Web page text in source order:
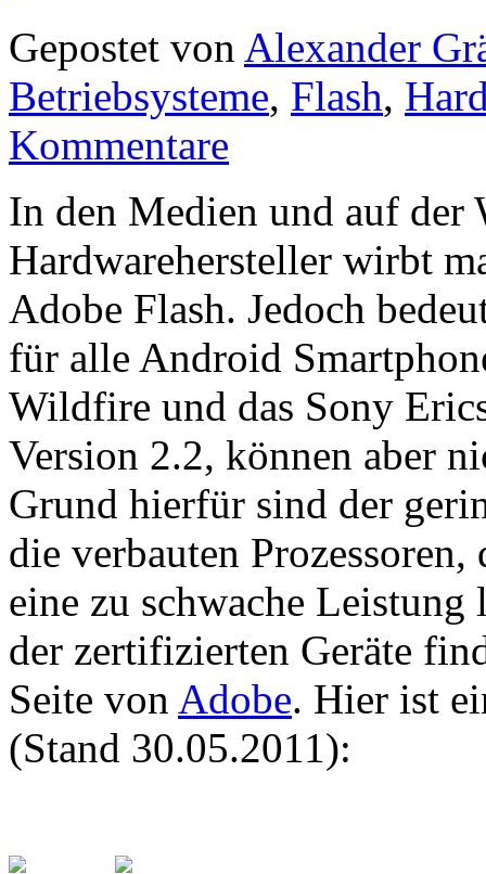
Gepostet von Alexander
Betriebsysteme, Flash,
Kommentare
In den Medien und auf der
Hardwarehersteller wirbt
Adobe Flash. Jedoch
für ­alle Android
Wildfire und das Sony
Version 2.2, können aber
Grund hierfür sind der
die verbauten
eine zu schwache
der zertifizierten Geräte
Seite von Adobe. Hier ist
(Stand 30.05.2011):